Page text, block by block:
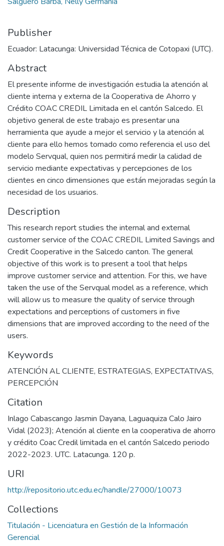
Publisher
Ecuador: Latacunga: Universidad Técnica de Cotopaxi (UTC).
Abstract
El presente informe de investigación estudia la atención al
cliente interna y externa de la Cooperativa de Ahorro y
Crédito COAC CREDIL Limitada en el cantón Salcedo. El
objetivo general de este trabajo es presentar una
herramienta que ayude a mejor el servicio y la atención al
cliente para ello hemos tomado como referencia el uso del
modelo Servqual, quien nos permitirá medir la calidad de
servicio mediante expectativas y percepciones de los
clientes en cinco dimensiones que están mejoradas según la
necesidad de los usuarios.
Description
This research report studies the internal and external
customer service of the COAC CREDIL Limited Savings and
Credit Cooperative in the Salcedo canton. The general
objective of this work is to present a tool that helps
improve customer service and attention. For this, we have
taken the use of the Servqual model as a reference, which
will allow us to measure the quality of service through
expectations and perceptions of customers in five
dimensions that are improved according to the need of the
users.
Keywords
ATENCIÓN AL CLIENTE, ESTRATEGIAS, EXPECTATIVAS,
PERCEPCIÓN
Citation
Inlago Cabascango Jasmin Dayana, Laguaquiza Calo Jairo
Vidal (2023); Atención al cliente en la cooperativa de ahorro
y crédito Coac Credil limitada en el cantón Salcedo periodo
2022-2023. UTC. Latacunga. 120 p.
URI
http://repositorio.utc.edu.ec/handle/27000/10073
Collections
Titulación - Licenciatura en Gestión de la Información
Gerencial